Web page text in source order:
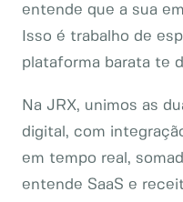
entende que a sua
Isso é trabalho de
plataforma barata te
Na JRX, unimos as
digital, com
em tempo real,
entende SaaS e